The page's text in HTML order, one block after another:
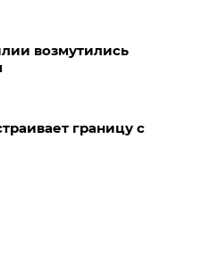
возмутились
границу с